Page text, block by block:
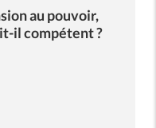
au pouvoir,
il compétent ?